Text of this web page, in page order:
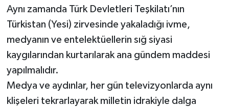
Aynı zamanda Türk Devletleri Teşkilatı’nın
Türkistan (Yesi) zirvesinde yakaladığı ivme,
medyanın ve entelektüellerin sığ siyasi
kaygılarından kurtarılarak ana gündem maddesi
yapılmalıdır.
Medya ve aydınlar, her gün televizyonlarda aynı
klişeleri tekrarlayarak milletin idrakiyle dalga